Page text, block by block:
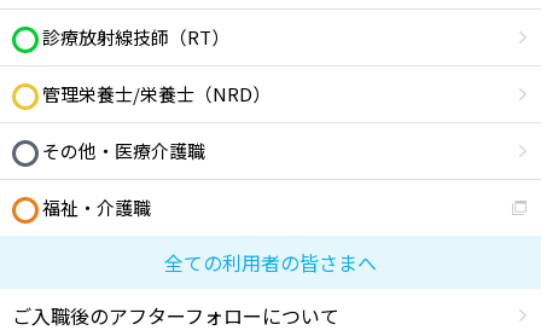
診療放射線技師（RT）
管理栄養士/栄養士（NRD）
その他・医療介護職
福祉・介護職
全ての利用者の皆さまへ
ご入職後のアフターフォローについて